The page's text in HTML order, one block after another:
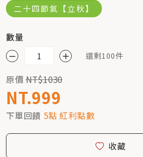
二十四節氣【立秋】
數量
還剩100件
原價NT$1030
NT.999
下單回饋 5點 紅利點數
收藏